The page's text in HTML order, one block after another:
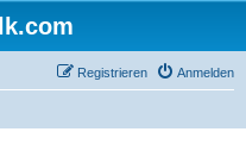
Anmelden
Registrieren